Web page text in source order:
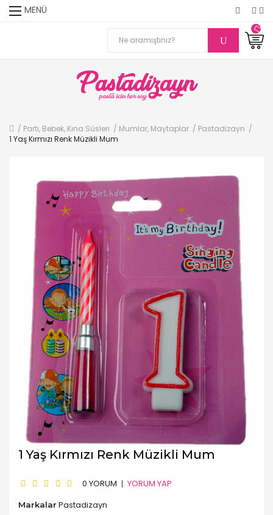
MENÜ
Parti, Bebek, Kına Süsleri Mumlar, Maytaplar
Pastadizayn
1 Yaş Kırmızı Renk Müzikli Mum
1 Yaş Kırmızı Renk Müzikli Mum
0 YORUM YORUM YAP
Markalar Pastadizayn